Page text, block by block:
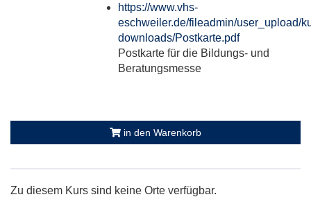
https://www.vhs-
eschweiler.de/fileadmin/user_upload/
downloads/Postkarte.pdf
Postkarte für die Bildungs- und
Beratungsmesse
in den Warenkorb
Zu diesem Kurs sind keine Orte verfügbar.